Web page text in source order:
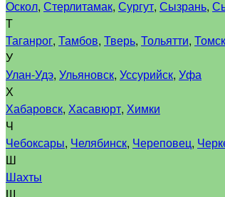
Оскол, Стерлитамак, Сургут, Сызрань,
Т
Таганрог, Тамбов, Тверь, Тольятти, Томск
У
Улан-Удэ, Ульяновск, Уссурийск, Уфа
Х
Хабаровск, Хасавюрт, Химки
Ч
Чебоксары, Челябинск, Череповец,
Ш
Шахты